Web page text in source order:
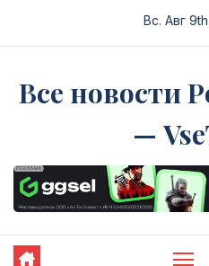
Вс. Авг
Все новости
—